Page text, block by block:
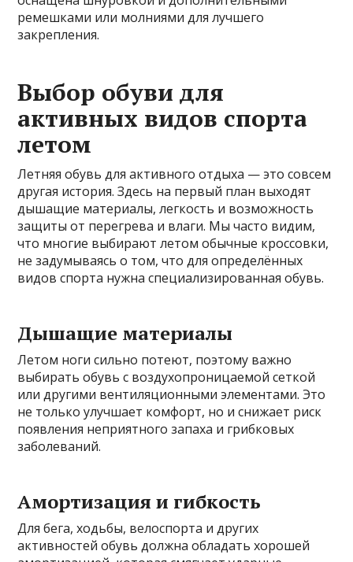
ремешками или молниями для лучшего
закрепления.
Выбор обуви для
активных видов спорта
летом
Летняя обувь для активного отдыха — это совсем
другая история. Здесь на первый план выходят
дышащие материалы, легкость и возможность
защиты от перегрева и влаги. Мы часто видим,
что многие выбирают летом обычные кроссовки,
не задумываясь о том, что для определённых
видов спорта нужна специализированная обувь.
Дышащие материалы
Летом ноги сильно потеют, поэтому важно
выбирать обувь с воздухопроницаемой сеткой
или другими вентиляционными элементами. Это
не только улучшает комфорт, но и снижает риск
появления неприятного запаха и грибковых
заболеваний.
Амортизация и гибкость
Для бега, ходьбы, велоспорта и других
активностей обувь должна обладать хорошей